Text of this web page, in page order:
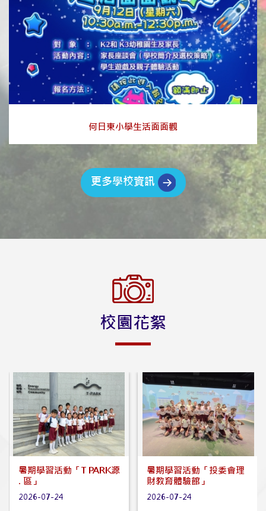
何日東小學生活面面觀
更多學校資訊
校園花絮
暑期學習活動「投委會理
財教育體驗館」
2026-07-24
暑期學習活動「中央郵件
中心」
2026-07-24